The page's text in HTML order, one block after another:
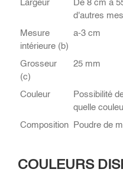
Largeur
De 8 cm à
d'autres
Mesure
intérieure (b)
a-3 cm
Grosseur
(c)
25 mm
Couleur
Possibilité
quelle
Composition
Poudre de
COULEURS